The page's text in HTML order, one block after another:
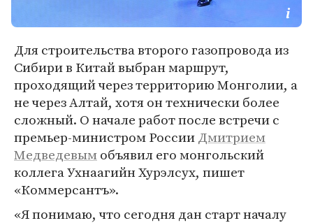
Для строительства второго газопровода из
Сибири в Китай выбран маршрут,
проходящий через территорию Монголии, а
не через Алтай, хотя он технически более
сложный. О начале работ после встречи с
премьер-министром РоссииДмитрием
Медведевымобъявил его монгольский
коллега Ухнаагийн Хурэлсух, пишет
«Коммерсантъ».
«Я понимаю, что сегодня дан старт началу